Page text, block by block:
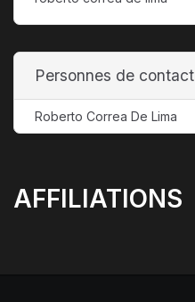
Personnes de contact
Roberto Correa De Lima
AFFILIATIONS